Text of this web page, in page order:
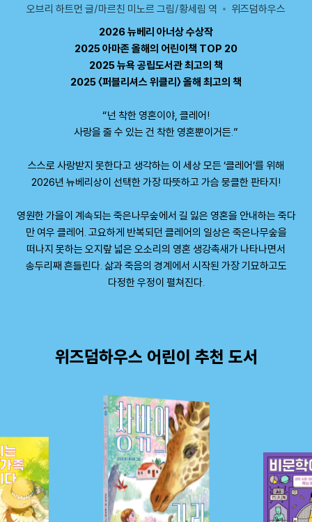
오브리 하트먼 글/마르친 미노르 그림/황세림 역
위즈덤하우스
2026 뉴베리 아너상 수상작
2025 아마존 올해의 어린이책 TOP 20
2025 뉴욕 공립도서관 최고의 책
2025 〈퍼블리셔스 위클리〉 올해 최고의 책
“넌 착한 영혼이야, 클레어!
사랑을 줄 수 있는 건 착한 영혼뿐이거든.”
스스로 사랑받지 못한다고 생각하는 이 세상 모든 ‘클레어’를 위해
2026년 뉴베리상이 선택한 가장 따뜻하고 가슴 뭉클한 판타지!
영원한 가을이 계속되는 죽은나무숲에서 길 잃은 영혼을 안내하는 죽다
만 여우 클레어. 고요하게 반복되던 클레어의 일상은 죽은나무숲을
떠나지 못하는 오지랖 넓은 오소리의 영혼 생강촉새가 나타나면서
송두리째 흔들린다. 삶과 죽음의 경계에서 시작된 가장 기묘하고도
다정한 우정이 펼쳐진다.
위즈덤하우스 어린이 추천 도서